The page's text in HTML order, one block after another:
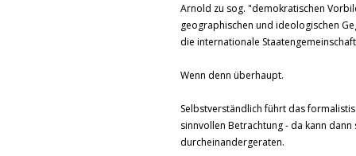
Arnold zu sog. "demokratischen
geographischen und ideologischen
die internationale
Wenn denn überhaupt.
Selbstverständlich führt das
sinnvollen Betrachtung - da kann
durcheinandergeraten.